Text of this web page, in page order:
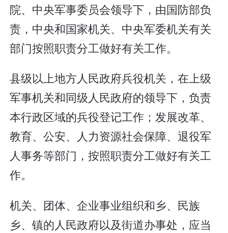
院、中央军事委员会领导下，由国防部负
责，中央和国家机关、中央军委机关有关
部门按照职责分工做好有关工作。
县级以上地方人民政府兵役机关，在上级
军事机关和同级人民政府的领导下，负责
本行政区域的兵役登记工作；发展改革、
教育、公安、人力资源社会保障、退役军
人事务等部门，按照职责分工做好有关工
作。
机关、团体、企业事业组织和乡、民族
乡、镇的人民政府以及街道办事处，应当